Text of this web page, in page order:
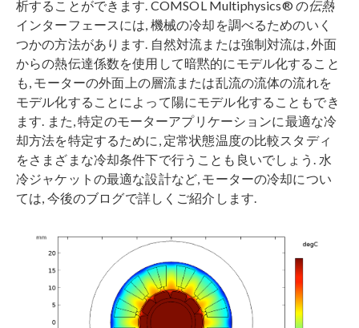
析することができます. COMSOL Multiphysics® の伝熱
インターフェースには, 機械の冷却を調べるためのいく
つかの方法があります. 自然対流または強制対流は, 外面
からの熱伝達係数を使用して暗黙的にモデル化すること
も, モーターの外面上の層流または乱流の流体の流れを
モデル化することによって陽にモデル化することもでき
ます. また, 特定のモーターアプリケーションに最適な冷
却方法を特定するために, 定常状態温度の比較スタディ
をさまざまな冷却条件下で行うことも良いでしょう. 水
冷ジャケットの最適な設計など, モーターの冷却につい
ては, 今後のブログで詳しくご紹介します.